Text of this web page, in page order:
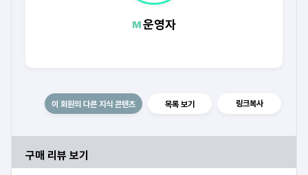
운영자
이 회원의 다른 지식 콘텐츠 목록 보기 링크복사
구매 리뷰 보기